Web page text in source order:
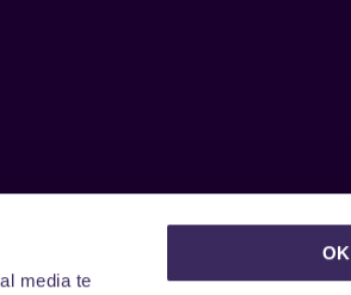
media te
OK
ontvangen?